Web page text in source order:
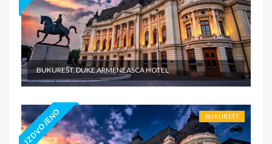
BUKUREŠT, DUKE ARMENEASCA HOTEL
IZDVOJENO BUKUREŠT